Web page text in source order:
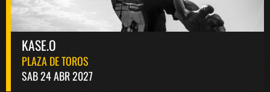
KASE.O
PLAZA DE TOROS
SAB 24 ABR 2027